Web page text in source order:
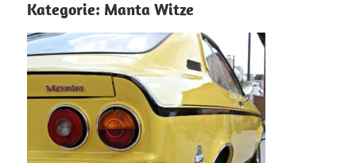
Kategorie: Manta Witze